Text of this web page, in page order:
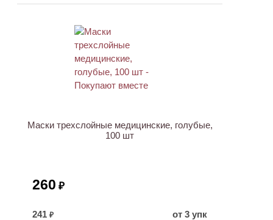
Маски трехслойные медицинские, голубые,
100 шт
260 ₽
241 ₽
от 3 упк